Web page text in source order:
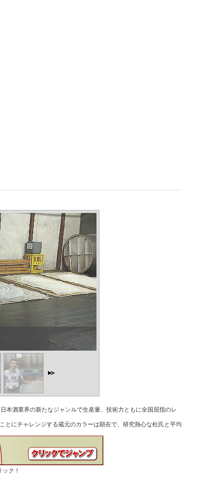
本酒業界の新たなジャンルで生産量、技術力ともに全国屈指のレ
にチャレンジする蔵元のカラーは顕在で、研究熱心な杜氏と平均
ク！